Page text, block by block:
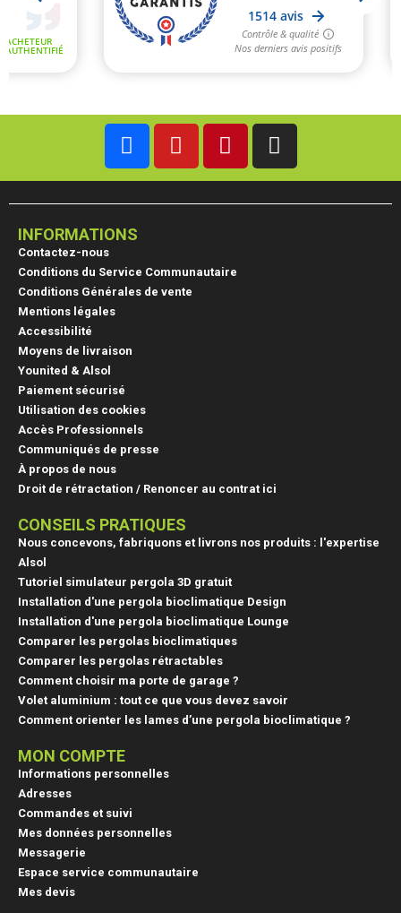
INFORMATIONS
Contactez-nous
Conditions du Service Communautaire
Conditions Générales de vente
Mentions légales
Accessibilité
Moyens de livraison
Younited & Alsol
Paiement sécurisé
Utilisation des cookies
Accès Professionnels
Communiqués de presse
À propos de nous
Droit de rétractation / Renoncer au contrat ici
CONSEILS PRATIQUES
Nous concevons, fabriquons et livrons nos produits : l'expertise
Alsol
Tutoriel simulateur pergola 3D gratuit
Installation d'une pergola bioclimatique Design
Installation d'une pergola bioclimatique Lounge
Comparer les pergolas bioclimatiques
Comparer les pergolas rétractables
Comment choisir ma porte de garage ?
Volet aluminium : tout ce que vous devez savoir
Comment orienter les lames d’une pergola bioclimatique ?
MON COMPTE
Informations personnelles
Adresses
Commandes et suivi
Mes données personnelles
Messagerie
Espace service communautaire
Mes devis